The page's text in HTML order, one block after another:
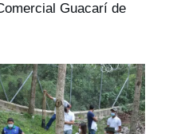
Guacarí de